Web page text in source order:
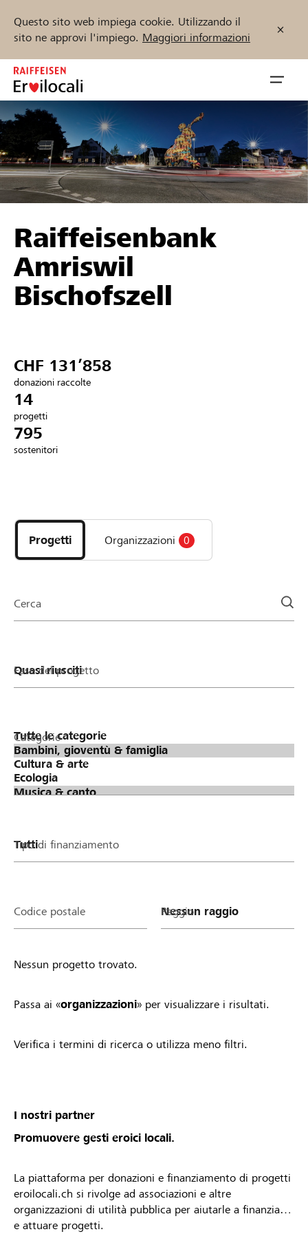
Questo sito web impiega cookie. Utilizzando il
sito ne approvi l'impiego. Maggiori informazioni
Zum
Inhalt
springen
öffnen
Sostenere
Aiuto & supporto
Collegarsi
Registrazione
Trova progetti e organizzazioni
Inizia ora
Raiffeisenbank
Amriswil
Bischofszell
CHF 131’858
donazioni raccolte
14
progetti
795
sostenitori
i
progetti
e
della
Progetti Organizzazioni 0
Cerca
Fase del progetto
Categorie
Tipo di finanziamento
Codice postale Raggio
Nessun progetto trovato.
Passa ai «organizzazioni» per visualizzare i risultati.
Verifica i termini di ricerca o utilizza meno filtri.
I nostri partner
Promuovere gesti eroici locali.
La piattaforma per donazioni e finanziamento di progetti
eroilocali.ch si rivolge ad associazioni e altre
organizzazioni di utilità pubblica per aiutarle a finanziare
e attuare progetti.